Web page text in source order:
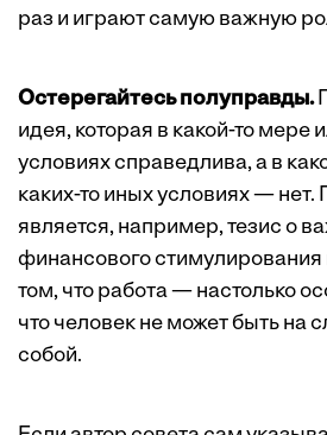
раз и играют самую важную
Остерегайтесь полуправды.
идея, которая в какой-то мере
условиях справедлива, а в
каких-то иных условиях — нет.
является, например, тезис о
финансового
том, что работа — настолько
что человек не может быть на
собой.